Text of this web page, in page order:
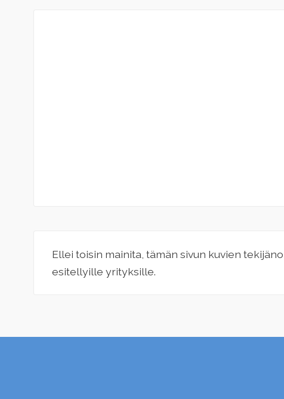
Ellei toisin mainita, tämän sivun kuvien
esitellyille yrityksille.